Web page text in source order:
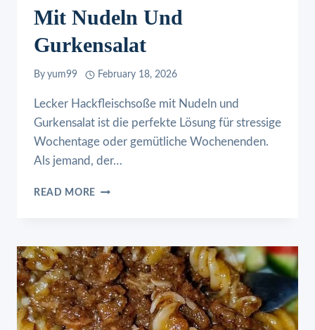
Mit Nudeln Und
Gurkensalat
By yum99 February 18, 2026
Lecker Hackfleischsoße mit Nudeln und
Gurkensalat ist die perfekte Lösung für stressige
Wochentage oder gemütliche Wochenenden.
Als jemand, der…
READ MORE LECKER
ND G
URKENSALAT